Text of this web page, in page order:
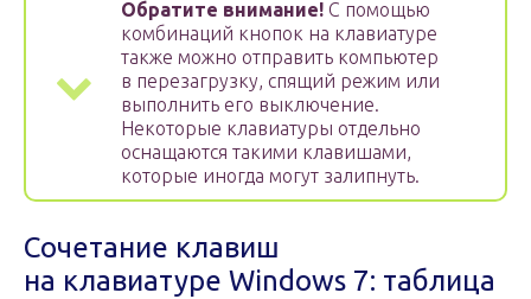
Обратите внимание! С помощью
комбинаций кнопок на клавиатуре
также можно отправить компьютер
в перезагрузку, спящий режим или
выполнить его выключение.
Некоторые клавиатуры отдельно
оснащаются такими клавишами,
которые иногда могут залипнуть.
Сочетание клавиш
на клавиатуре Windows 7: таблица